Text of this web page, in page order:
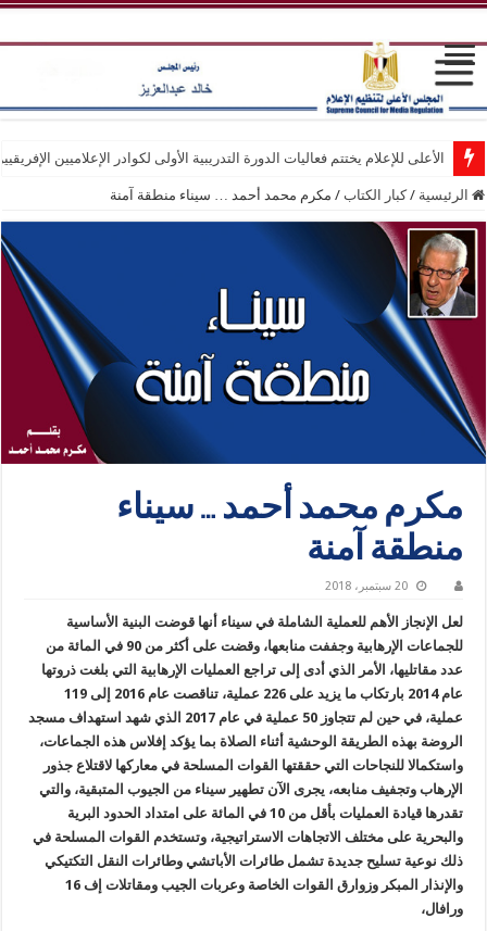
الأعلى للإعلام يختتم فعاليات الدورة التدريبية الأولى لكوادر الإعلاميين
الرئيسية / كبار الكتاب / مكرم محمد أحمد … سيناء منطقة آمنة
مكرم محمد أحمد … سيناء
منطقة آمنة
20 سبتمبر، 2018
لعل الإنجاز الأهم للعملية الشاملة في سيناء أنها قوضت البنية الأساسية
للجماعات الإرهابية وجففت منابعها، وقضت على أكثر من 90 في المائة من
عدد مقاتليها، الأمر الذي أدى إلى تراجع العمليات الإرهابية التي بلغت ذروتها
عام 2014 بارتكاب ما يزيد على 226 عملية، تناقصت عام 2016 إلى 119
عملية، في حين لم تتجاوز 50 عملية في عام 2017 الذي شهد استهداف مسجد
الروضة بهذه الطريقة الوحشية أثناء الصلاة بما يؤكد إفلاس هذه الجماعات،
واستكمالا للنجاحات التي حققتها القوات المسلحة في معاركها لاقتلاع جذور
الإرهاب وتجفيف منابعه، يجرى الآن تطهير سيناء من الجيوب المتبقية، والتي
تقدرها قيادة العمليات بأقل من 10 في المائة على امتداد الحدود البرية
والبحرية على مختلف الاتجاهات الاستراتيجية، وتستخدم القوات المسلحة في
ذلك نوعية تسليح جديدة تشمل طائرات الأباتشي وطائرات النقل التكتيكي
والإنذار المبكر وزوارق القوات الخاصة وعربات الجيب ومقاتلات إف 16
ورافال،